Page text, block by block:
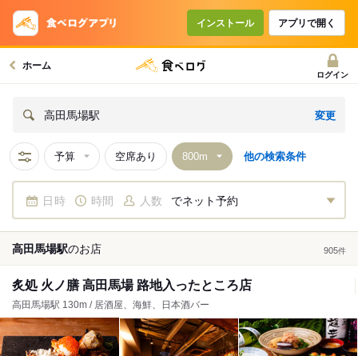
インストール アプリで開く
ホーム
ログイン
高田馬場駅 変更
予算 空席あり 他の検索条件
日時 時間 人数 でネット予約
高田馬場駅のお店 905件
炙処 火ノ膳 高田馬場 路地入ったところ店
高田馬場駅 130m / 居酒屋、海鮮、日本酒バー